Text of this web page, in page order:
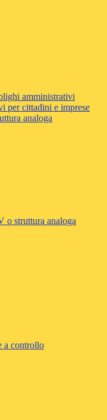
amministrativi
per cittadini e imprese
analoga
o struttura analoga
a controllo